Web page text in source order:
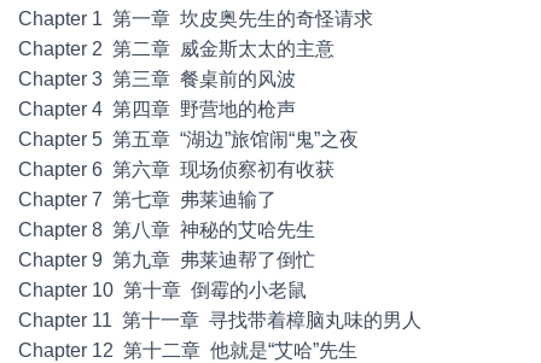
Chapter 1 第一章 坎皮奥先生的奇怪请求
Chapter 2 第二章 威金斯太太的主意
Chapter 3 第三章 餐桌前的风波
Chapter 4 第四章 野营地的枪声
Chapter 5 第五章 “湖边”旅馆闹“鬼”之夜
Chapter 6 第六章 现场侦察初有收获
Chapter 7 第七章 弗莱迪输了
Chapter 8 第八章 神秘的艾哈先生
Chapter 9 第九章 弗莱迪帮了倒忙
Chapter 10 第十章 倒霉的小老鼠
Chapter 11 第十一章 寻找带着樟脑丸味的男人
Chapter 12 第十二章 他就是“艾哈”先生